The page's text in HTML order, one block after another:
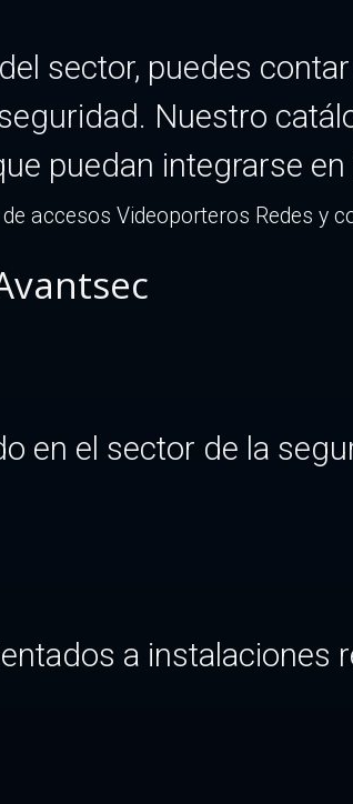
sector, puedes
Nuestro
puedan integrarse
accesos Videoporteros Redes y
en el sector de la
a instalaciones